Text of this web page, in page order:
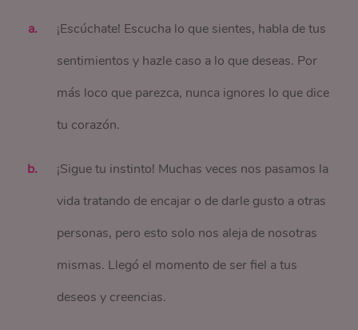
¡Escúchate! Escucha lo que sientes, habla de tus
sentimientos y hazle caso a lo que deseas. Por
más loco que parezca, nunca ignores lo que dice
tu corazón.
¡Sigue tu instinto! Muchas veces nos pasamos la
vida tratando de encajar o de darle gusto a otras
personas, pero esto solo nos aleja de nosotras
mismas. Llegó el momento de ser fiel a tus
deseos y creencias.